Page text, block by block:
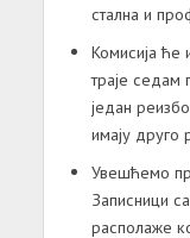
стална и
Комисија ће
траје седам
један
имају друго
Увешћемо
Записници
располаже